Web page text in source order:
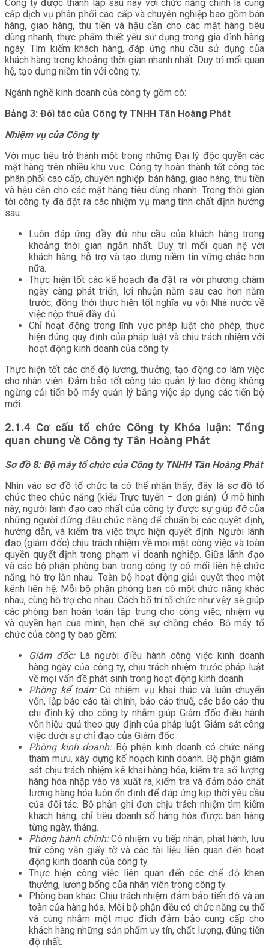
Công ty được thành lập sau này với chức năng chính là cung
cấp dịch vụ phân phối cao cấp và chuyên nghiệp bao gồm bán
hàng, giao hàng, thu tiền và hậu cần cho các mặt hàng tiêu
dùng nhanh, thực phẩm thiết yếu sử dụng trong gia đình hàng
ngày. Tìm kiếm khách hàng, đáp ứng nhu cầu sử dụng của
khách hàng trong khoảng thời gian nhanh nhất. Duy trì mối quan
hệ, tạo dựng niềm tin với công ty.
Ngành nghề kinh doanh của công ty gồm có:
Bảng 3: Đối tác của Công ty TNHH Tân Hoàng Phát
Nhiệm vụ của Công ty
Với mục tiêu trở thành một trong những Đại lý độc quyền các
mặt hàng trên nhiều khu vực. Công ty hoàn thành tốt công tác
phân phối cao cấp, chuyên nghiệp: bán hàng, giao hàng, thu tiền
và hậu cần cho các mặt hàng tiêu dùng nhanh. Trong thời gian
tới công ty đã đặt ra các nhiệm vụ mang tính chất định hướng
sau:
Luôn đáp ứng đầy đủ nhu cầu của khách hàng trong
khoảng thời gian ngắn nhất. Duy trì mối quan hệ với
khách hàng, hỗ trợ và tạo dựng niềm tin vững chắc hơn
nữa.
Thực hiện tốt các kế hoạch đã đặt ra với phương châm
ngày càng phát triển, lợi nhuận năm sau cao hơn năm
trước, đồng thời thực hiện tốt nghĩa vụ với Nhà nước về
việc nộp thuế đầy đủ.
Chỉ hoạt động trong lĩnh vực pháp luật cho phép, thực
hiện đúng quy định của pháp luật và chịu trách nhiệm với
hoạt động kinh doanh của công ty.
Thực hiện tốt các chế độ lương, thưởng, tạo động cơ làm việc
cho nhân viên. Đảm bảo tốt công tác quản lý lao động không
ngừng cải tiến bộ máy quản lý bằng việc áp dụng các tiến bộ
mới.
2.1.4 Cơ cấu tổ chức Công ty Khóa luận: Tổng
quan chung về Công ty Tân Hoàng Phát
Sơ đồ 8: Bộ máy tổ chức của Công ty TNHH Tân Hoàng Phát
Nhìn vào sơ đồ tổ chức ta có thể nhận thấy, đây là sơ đồ tổ
chức theo chức năng (kiểu Trực tuyến – đơn giản). Ở mô hình
này, người lãnh đạo cao nhất của công ty được sự giúp đỡ của
những người đứng đầu chức năng để chuẩn bị các quyết định,
hướng dẫn, và kiểm tra việc thực hiện quyết định. Người lãnh
đạo (giám đốc) chịu trách nhiệm về mọi mặt công việc và toàn
quyền quyết định trong phạm vi doanh nghiệp. Giữa lãnh đạo
và các bộ phận phòng ban trong công ty có mối liên hệ chức
năng, hỗ trợ lẫn nhau. Toàn bộ hoạt động giải quyết theo một
kênh liên hệ. Mỗi bộ phận phòng ban có một chức năng khác
nhau, cùng hỗ trợ cho nhau. Cách bố trí tổ chức như vậy sẽ giúp
các phòng ban hoàn toàn tập trung cho công việc, nhiệm vụ
và quyền hạn của mình, hạn chế sự chồng chéo. Bộ máy tổ
chức của công ty bao gồm:
Giám đốc:Là người điều hành công việc kinh doanh
hàng ngày của công ty, chịu trách nhiệm trước pháp luật
về mọi vấn đề phát sinh trong hoạt động kinh doanh.
Phòng kế toán:Có nhiệm vụ khai thác và luân chuyển
vốn, lập báo cáo tài chính, báo cáo thuế, các báo cáo thu
chi định kỳ cho công ty nhằm giúp Giám đốc điều hành
vốn hiệu quả theo quy định của pháp luật. Giám sát công
việc dưới sự chỉ đạo của Giám đốc
Phòng kinh doanh:Bộ phận kinh doanh có chức năng
tham mưu, xây dựng kế hoạch kinh doanh. Bộ phận giám
sát chịu trách nhiệm kê khai hàng hóa, kiểm tra số lượng
hàng hóa nhập vào và xuất ra, kiểm tra và đảm bảo chất
lượng hàng hóa luôn ổn định để đáp ứng kịp thời yêu cầu
của đối tác. Bộ phận ghi đơn chịu trách nhiệm tìm kiếm
khách hàng, chỉ tiêu doanh số hàng hóa được bán hàng
từng ngày, tháng.
Phòng hành chính:Có nhiệm vụ tiếp nhận, phát hành, lưu
trữ công văn giấy tờ và các tài liệu liên quan đến hoạt
động kinh doanh của công ty.
Thực hiện công việc liên quan đến các chế độ khen
thưởng, lương bổng của nhân viên trong công ty.
Phòng ban khác: Chịu trách nhiệm đảm bảo tiến độ và an
toàn của hàng hóa. Mỗi bộ phận đều có chức năng cụ thể
và cùng nhằm một mục đích đảm bảo cung cấp cho
khách hàng những sản phẩm uy tín, chất lượng, đúng tiến
độ nhất.